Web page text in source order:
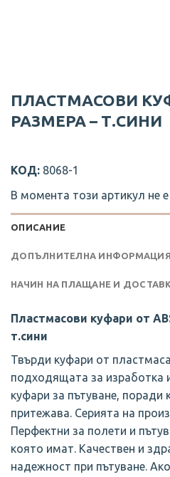
ПЛАСТМАСОВИ
РАЗМЕРА – Т.СИНИ
КОД: 8068-1
В момента този артикул не
ОПИСАНИЕ
ДОПЪЛНИТЕЛНА ИНФОРМАЦИЯ
НАЧИН НА ПЛАЩАНЕ И
Пластмасови куфари от
т.сини
Твърди куфари от пластмаса
подходящата за изработка
куфари за пътуване, поради
притежава. Серията на
Перфектни за полети и
която имат. Качествен и
надежност при пътуване.